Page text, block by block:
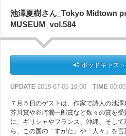
池澤夏樹さん_Tokyo Midtown
MUSEUM_vol.584
ポッドキャス
UPDATE 2019-07-05 19:00 TIME 00:00
７月５日のゲストは、作家で詩人の池澤
芥川賞や谷崎潤一郎賞など数々の賞を
に、ギリシャやフランス、沖縄、そし
ら、この国の「すがた」や「人々」を